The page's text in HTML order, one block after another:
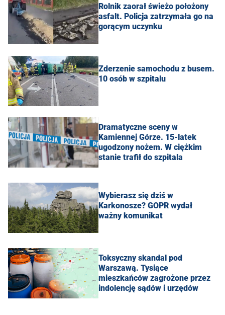
Rolnik zaorał świeżo położony
asfalt. Policja zatrzymała go na
gorącym uczynku
Zderzenie samochodu z busem.
10 osób w szpitalu
Dramatyczne sceny w
Kamiennej Górze. 15-latek
ugodzony nożem. W ciężkim
stanie trafił do szpitala
Wybierasz się dziś w
Karkonosze? GOPR wydał
ważny komunikat
Toksyczny skandal pod
Warszawą. Tysiące
mieszkańców zagrożone przez
indolencję sądów i urzędów